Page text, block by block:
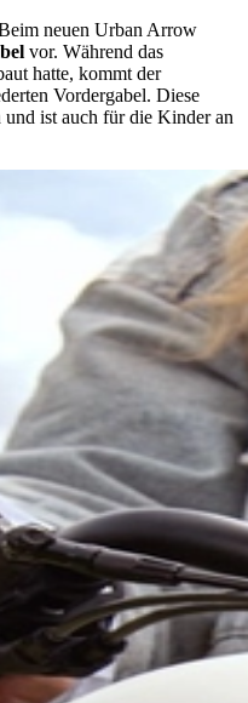
neuen Urban Arrow
vor. Während das
hatte, kommt der
Vordergabel. Diese
ist auch für die Kinder an